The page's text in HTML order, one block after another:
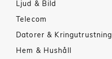
Ljud & Bild
Telecom
Datorer & Kringutrustning
Hem & Hushåll